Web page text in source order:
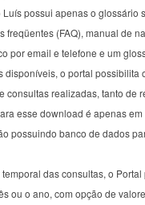
possui apenas o glossário
freqüentes (FAQ), manual de
por email e telefone e um
disponíveis, o portal possibilita
consultas realizadas, tanto de
esse download é apenas em
possuindo banco de dados
das consultas, o Portal
ou o ano, com opção de